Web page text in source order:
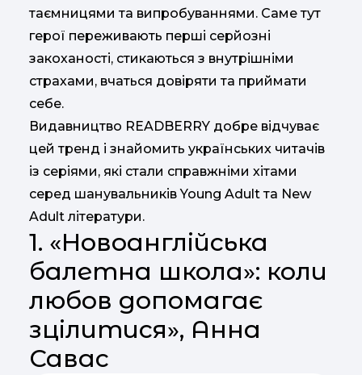
таємницями та випробуваннями. Саме тут
герої переживають перші серйозні
закоханості, стикаються з внутрішніми
страхами, вчаться довіряти та приймати
себе.
Видавництво READBERRY добре відчуває
цей тренд і знайомить українських читачів
із серіями, які стали справжніми хітами
серед шанувальників Young Adult та New
Adult літератури.
1. «Новоанглійська
балетна школа»: коли
любов допомагає
зцілитися», Анна
Савас